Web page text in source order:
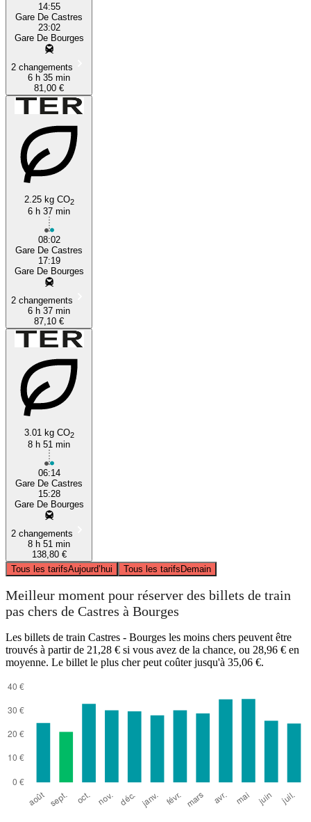
14:55
Gare De Castres
23:02
Gare De Bourges
2 changements
6 h 35 min
81,00 €
2.25 kg CO2
6 h 37 min
08:02
Gare De Castres
17:19
Gare De Bourges
2 changements
6 h 37 min
87,10 €
3.01 kg CO2
8 h 51 min
06:14
Gare De Castres
15:28
Gare De Bourges
2 changements
8 h 51 min
138,80 €
Tous les tarifsAujourd’hui Tous les tarifsDemain
Meilleur moment pour réserver des billets de train
pas chers de Castres à Bourges
Les billets de train Castres - Bourges les moins chers peuvent être
trouvés à partir de 21,28 € si vous avez de la chance, ou 28,96 € en
moyenne. Le billet le plus cher peut coûter jusqu'à 35,06 €.